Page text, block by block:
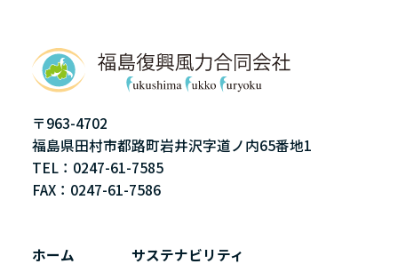
〒963-4702
福島県田村市都路町岩井沢字道ノ内65番地1
TEL：0247-61-7585
FAX：0247-61-7586
ホーム サステナビリティ